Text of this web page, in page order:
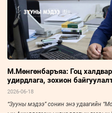
М.Мөнгөнбаръяа: Гоц
удирдлага, зохион
хэрэгжүүлдэг
2026-06-18
“Зууны мэдээ” сонин энэ удаагийн